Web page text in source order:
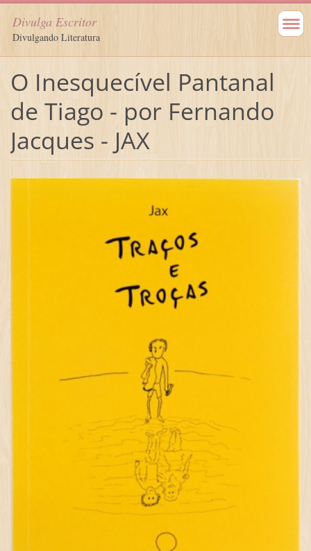
Divulga Escritor
Divulgando Literatura
O Inesquecível Pantanal
de Tiago - por Fernando
Jacques - JAX